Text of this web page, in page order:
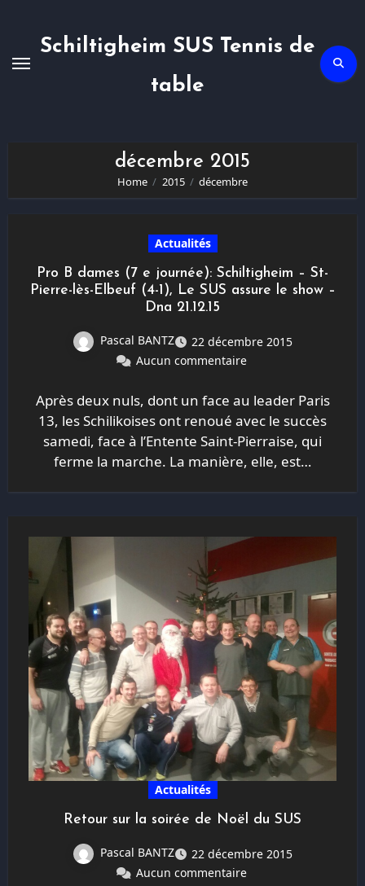
Schiltigheim SUS Tennis de
table
décembre 2015
Home 2015 décembre
Actualités
Pro B dames (7 e journée): Schiltigheim – St-
Pierre-lès-Elbeuf (4-1), Le SUS assure le show –
Dna 21.12.15
Pascal BANTZ
22 décembre 2015
Aucun commentaire
Après deux nuls, dont un face au leader Paris
13, les Schilikoises ont renoué avec le succès
samedi, face à l’Entente Saint-Pierraise, qui
ferme la marche. La manière, elle, est…
Actualités
Retour sur la soirée de Noël du SUS
Pascal BANTZ
22 décembre 2015
Aucun commentaire